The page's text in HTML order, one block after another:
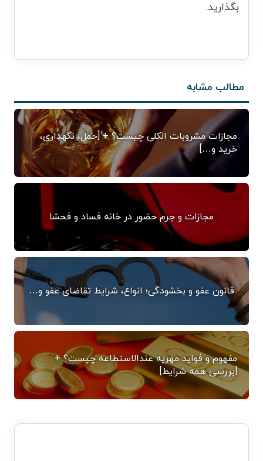
بگذارید.
مطالب مشابه
مجازات مشروبات الکلی چیست؟ + [حمل، نگهداری،
خرید و…]
مجازات و جرم حضور در خانه فساد و فحشا
قانون عفو و بخشودگی؛ انواع، شرایط تقاضای عفو و…
مفهوم و فواید مهریه عندالاستطاعه چیست؟ +
[بررسی همه شرایط]